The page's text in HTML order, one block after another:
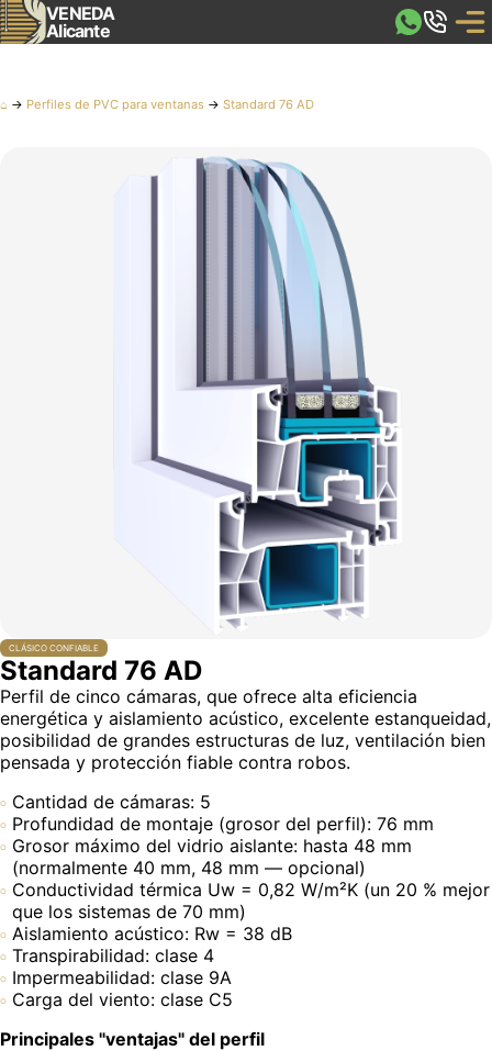
VENEDA
Alicante
⌂ → Perfiles de PVC para ventanas → Standard 76 AD
CLÁSICO CONFIABLE
Standard 76 AD
Perfil de cinco cámaras, que ofrece alta eficiencia
energética y aislamiento acústico, excelente estanqueidad,
posibilidad de grandes estructuras de luz, ventilación bien
pensada y protección fiable contra robos.
Cantidad de cámaras: 5
Profundidad de montaje (grosor del perfil): 76 mm
Grosor máximo del vidrio aislante: hasta 48 mm
(normalmente 40 mm, 48 mm — opcional)
Conductividad térmica Uw = 0,82 W/m²K (un 20 % mejor
que los sistemas de 70 mm)
Aislamiento acústico: Rw = 38 dB
Transpirabilidad: clase 4
Impermeabilidad: clase 9A
Carga del viento: clase C5
Principales "ventajas" del perfil